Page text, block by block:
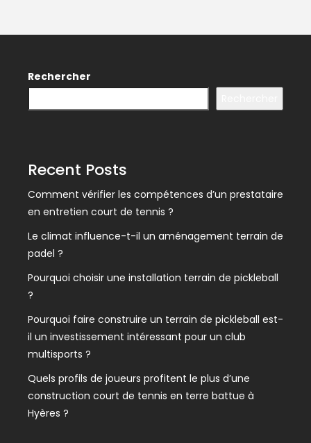
Rechercher
Recent Posts
Comment vérifier les compétences d’un prestataire
en entretien court de tennis ?
Le climat influence-t-il un aménagement terrain de
padel ?
Pourquoi choisir une installation terrain de pickleball
?
Pourquoi faire construire un terrain de pickleball est-
il un investissement intéressant pour un club
multisports ?
Quels profils de joueurs profitent le plus d’une
construction court de tennis en terre battue à
Hyères ?